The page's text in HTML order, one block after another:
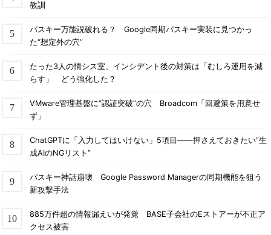
教訓
パスキー万能説破れる？ Google同期パスキー実装に見つかっ
た“想定外の穴”
たった3人の情シス室、インシデント後の対策は「むしろ運用を減
らす」 どう強化した？
VMware管理基盤に“認証突破”の穴 Broadcom「回避策を用意せ
ず」
ChatGPTに「入力してはいけない」5項目――押さえておきたい“生
成AIのNGリスト”
パスキー神話崩壊 Google Password Managerの同期機能を狙う
新攻撃手法
885万件超の情報漏えいが発覚 BASE子会社のEストアーが不正ア
クセス被害